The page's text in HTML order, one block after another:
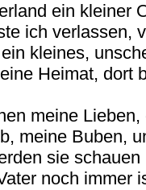
ein kleiner
ich verlassen,
kleines,
Heimat, dort
meine
meine Buben,
sie
noch immer